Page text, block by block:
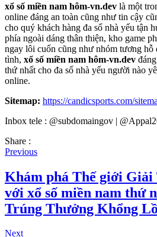
xổ số miền nam hôm-vn.dev là một
online đáng an toàn cũng như tin cậy
cho quý khách hàng đa số nhà yếu tận
phía ngoài dáng thân thiện, kho game
ngay lôi cuốn cũng như nhóm tương hỗ
tình, xổ số miền nam hôm-vn.dev
thứ nhất cho đa số nhà yếu người nào
online.
Sitemap: https://candicsports.com/
Inbox tele : @subdomaingov |
Share :
Previous
Khám phá Thế giới
với xổ số miền nam thứ
Trúng Thưởng Khổng Lồ
Next